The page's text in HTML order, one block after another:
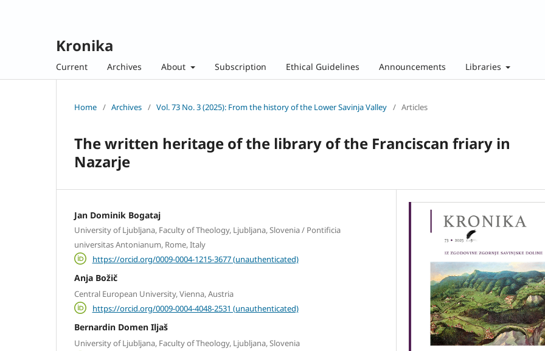
Kronika
Current Archives About Subscription Ethical Guidelines Announcements Libraries
Home / Archives / Vol. 73 No. 3 (2025): From the history of the Lower Savinja Valley / Articles
The written heritage of the library of the Franciscan friary in
Nazarje
Jan Dominik Bogataj
University of Ljubljana, Faculty of Theology, Ljubljana, Slovenia / Pontificia
universitas Antonianum, Rome, Italy
https://orcid.org/0009-0004-1215-3677 (unauthenticated)
Anja Božič
Central European University, Vienna, Austria
https://orcid.org/0009-0004-4048-2531 (unauthenticated)
Bernardin Domen Iljaš
University of Ljubljana, Faculty of Theology, Ljubljana, Slovenia